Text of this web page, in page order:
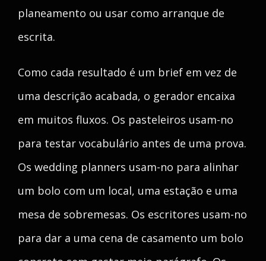
planeamento ou usar como arranque de
escrita.
Como cada resultado é um brief em vez de
uma descrição acabada, o gerador encaixa
em muitos fluxos. Os pasteleiros usam-no
para testar vocabulário antes de uma prova.
Os wedding planners usam-no para alinhar
um bolo com um local, uma estação e uma
mesa de sobremesas. Os escritores usam-no
para dar a uma cena de casamento um bolo